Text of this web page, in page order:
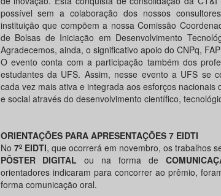
possível sem a colaboração dos nossos
instituição que compõem a nossa Comissão
de Bolsas de Iniciação em Desenvolvimento
Agradecemos, ainda, o significativo apoio do CNPq,
O evento conta com a participação também dos
estudantes da UFS. Assim, nesse evento a UFS se
cada vez mais ativa e integrada aos esforços nacionais
e social através do desenvolvimento científico,
ORIENTAÇÕES PARA APRESENTAÇÕES 7 EIDTI
No 7º EIDTI, que ocorrerá em novembro, os trabalhos
PÔSTER DIGITAL ou na forma de
orientadores indicaram para concorrer ao prêmio,
forma comunicação oral.